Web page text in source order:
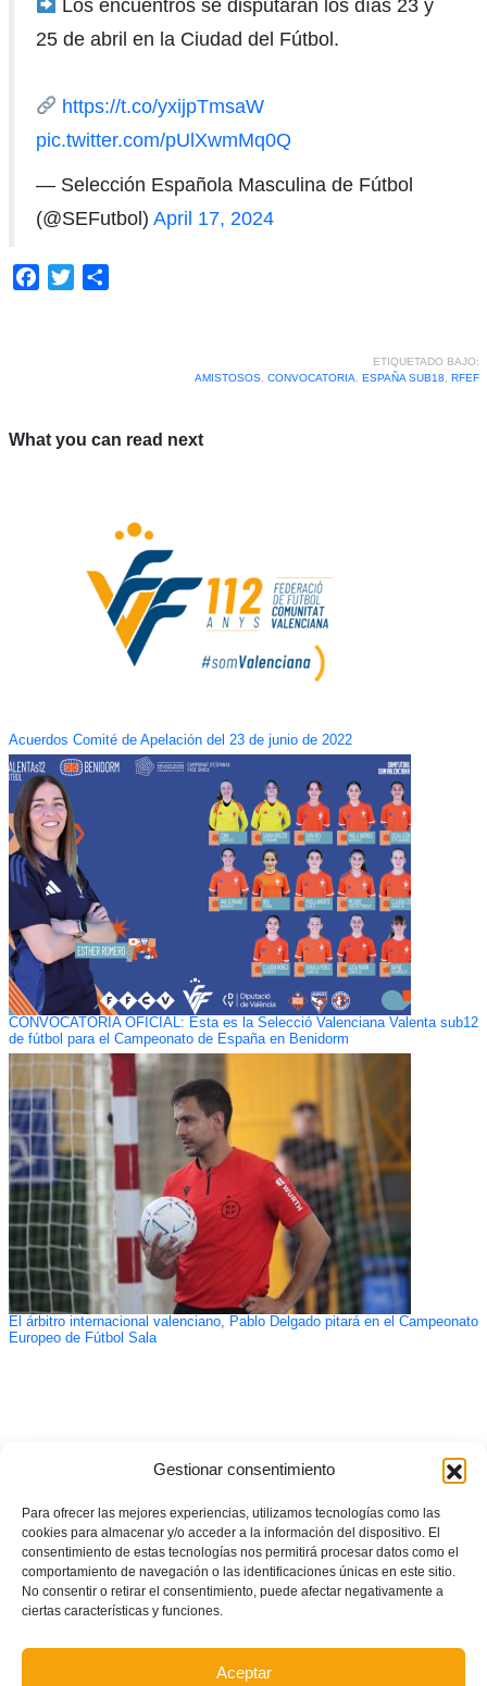
Gestionar consentimiento
Para ofrecer las mejores experiencias, utilizamos tecnologías como las
cookies para almacenar y/o acceder a la información del dispositivo. El
consentimiento de estas tecnologías nos permitirá procesar datos como el
comportamiento de navegación o las identificaciones únicas en este sitio.
No consentir o retirar el consentimiento, puede afectar negativamente a
ciertas características y funciones.
Aceptar
Los encuentros se disputarán los días 23 y
25 de abril en la Ciudad del Fútbol.
https://t.co/yxijpTmsaW
pic.twitter.com/pUlXwmMq0Q
— Selección Española Masculina de Fútbol
(@SEFutbol) April 17, 2024
Facebook
Twitter
ETIQUETADO BAJO:
AMISTOSOS, CONVOCATORIA ESPAÑA SUB18 RFEF
What you can read next
Acuerdos Comité de Apelación del 23 de junio de 2022
CONVOCATORIA OFICIAL: Esta es la Selecció Valenciana Valenta sub12
de fútbol para el Campeonato de España en Benidorm
El árbitro internacional valenciano, Pablo Delgado pitará en el Campeonato
Europeo de Fútbol Sala